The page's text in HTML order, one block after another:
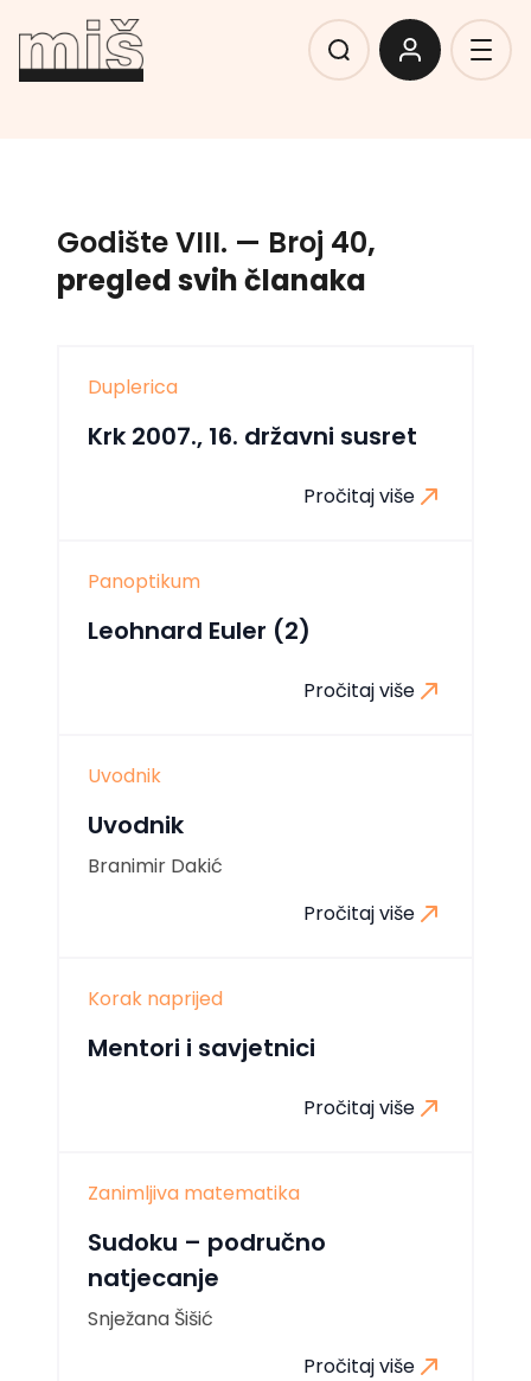
Godište VIII. — Broj 40,
pregled svih članaka
Duplerica
Krk 2007., 16. državni susret
Pročitaj više
Panoptikum
Leohnard Euler (2)
Pročitaj više
Uvodnik
Uvodnik
Branimir Dakić
Pročitaj više
Korak naprijed
Mentori i savjetnici
Pročitaj više
Zanimljiva matematika
Sudoku – područno
natjecanje
Snježana Šišić
Pročitaj više